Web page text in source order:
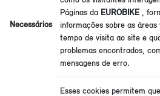
Necessários
Páginas da EUROBIKE ,
informações sobre as áreas
tempo de visita ao site e
problemas encontrados,
mensagens de erro.
Esses cookies permitem